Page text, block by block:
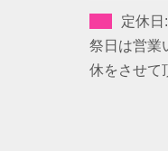
定休日
祭日は営業
休をさせて